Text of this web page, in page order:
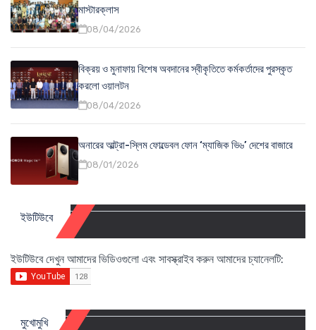
মাস্টারক্লাস
08/04/2026
বিক্রয় ও মুনাফায় বিশেষ অবদানের স্বীকৃতিতে কর্মকর্তাদের পুরস্কৃত
করলো ওয়ালটন
08/04/2026
অনারের আল্ট্রা-স্লিম ফোল্ডেবল ফোন ‘ম্যাজিক ভি৬’ দেশের বাজারে
08/01/2026
ইউটিউবে
ইউটিউবে দেখুন আমাদের ভিডিওগুলো এবং সাবস্ক্রাইব করুন আমাদের চ্যানেলটি:
মুখোমুখি